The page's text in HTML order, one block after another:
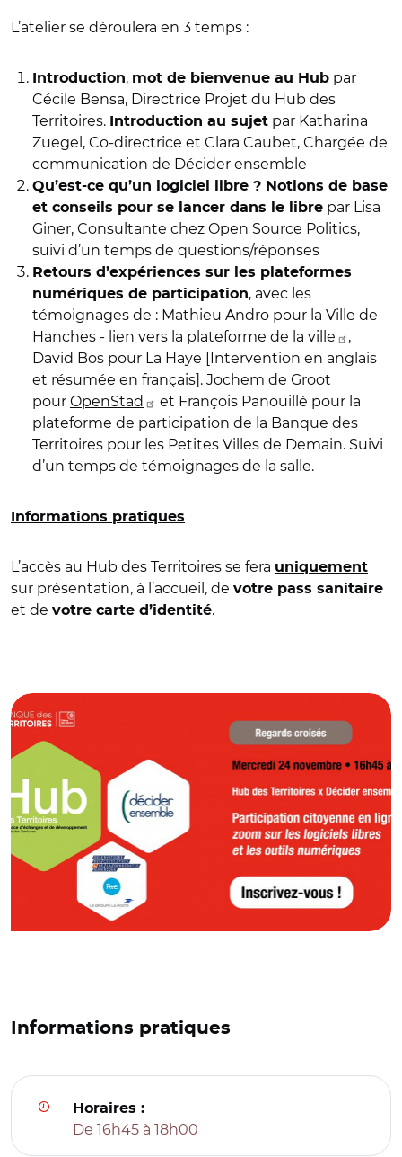
L’atelier se déroulera en 3 temps :
Introduction, mot de bienvenue au Hub par
Cécile Bensa, Directrice Projet du Hub des
Territoires.
Introduction au sujet par Katharina
Zuegel, Co-directrice et Clara Caubet, Chargée de
communication de Décider ensemble
Qu’est-ce qu’un logiciel libre ? Notions de base
et conseils pour se lancer dans le libre par Lisa
Giner, Consultante chez Open Source Politics,
suivi d’un temps de questions/réponses
Retours d’expériences sur les plateformes
numériques de participation, avec les
témoignages de : Mathieu Andro pour la Ville de
Hanches - lien vers la plateforme de la ville
,
David Bos pour La Haye [Intervention en anglais
et résumée en français]. Jochem de Groot
pour OpenStad
et François Panouillé pour la
plateforme de participation de la Banque des
Territoires pour les Petites Villes de Demain. Suivi
d’un temps de témoignages de la salle.
Informations pratiques
L’accès au Hub des Territoires se fera uniquement
sur présentation, à l’accueil, de votre pass sanitaire
et de votre carte d’identité.
Informations pratiques
Horaires :
De 16h45 à 18h00